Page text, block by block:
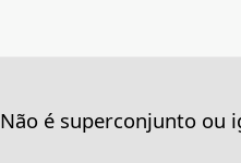
Não é superconjunto ou